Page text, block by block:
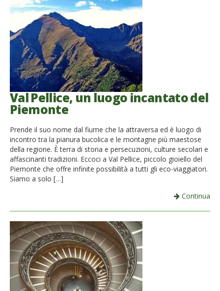
Val Pellice, un luogo incantato del
Piemonte
Prende il suo nome dal fiume che la attraversa ed è luogo di
incontro tra la pianura bucolica e le montagne più maestose
della regione. È terra di storia e persecuzioni, culture secolari e
affascinanti tradizioni. Eccoci a Val Pellice, piccolo gioiello del
Piemonte che offre infinite possibilità a tutti gli eco-viaggiatori.
Siamo a solo […]
Continua